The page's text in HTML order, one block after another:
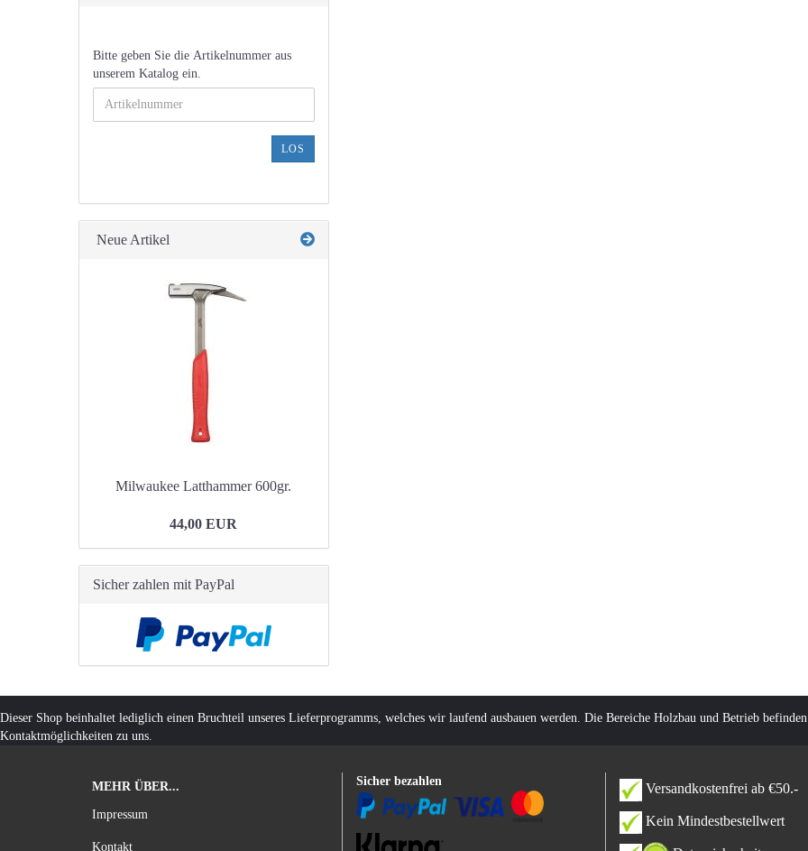
BITTE
GEBEN
SIE
DIE
Bitte geben Sie die Artikelnummer aus
unserem Katalog ein.
LOS
Neue Artikel
Milwaukee Latthammer 600gr.
44,00 EUR
Sicher zahlen mit PayPal
Dieser Shop beinhaltet lediglich einen Bruchteil unseres Lieferprogramms, welches wir laufend ausbauen werden. Die Bereiche Holzbau und Betrieb
Kontaktmöglichkeiten zu uns.
MEHR ÜBER...
Impressum
Kontakt
Sicher bezahlen Versandkostenfrei ab €50.-
Kein Mindestbestellwert